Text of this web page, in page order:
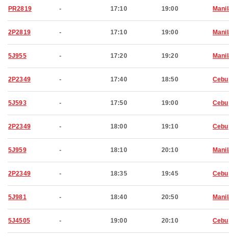
PR2819 - 17:10 19:00
2P2819 - 17:10 19:00
5J955 - 17:20 19:20
2P2349 - 17:40 18:50 Cebu
5J593 - 17:50 19:00 Cebu
2P2349 - 18:00 19:10 Cebu
5J959 - 18:10 20:10
2P2349 - 18:35 19:45 Cebu
5J981 - 18:40 20:50
5J4505 - 19:00 20:10 Cebu